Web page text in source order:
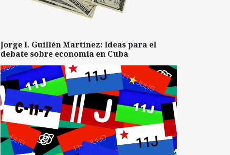
Jorge I. Guillén Martínez: Ideas para el
debate sobre economía en Cuba